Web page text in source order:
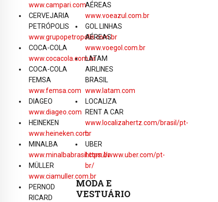
www.campari.com
CERVEJARIA
PETRÓPOLIS
www.grupopetropolis.com.br
COCA-COLA
www.cocacola.com.br
COCA-COLA
FEMSA
www.femsa.com
DIAGEO
www.diageo.com
HEINEKEN
www.heineken.com
MINALBA
www.minalbabrasil.com.br
MÜLLER
www.ciamuller.com.br
PERNOD
RICARD
AÉREAS
www.voeazul.com.br
GOL LINHAS
AÉREAS
www.voegol.com.br
LATAM
AIRLINES
BRASIL
www.latam.com
LOCALIZA
RENT A CAR
www.localizahertz.com/brasil/pt-
br
UBER
https://www.uber.com/pt-
br/
MODA E
VESTUÁRIO